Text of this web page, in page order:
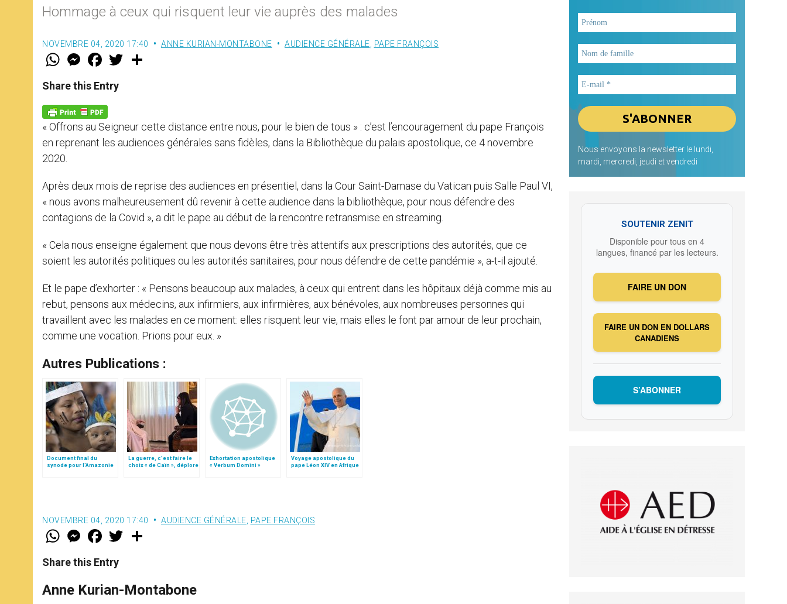
Hommage à ceux qui risquent leur vie auprès des malades
NOVEMBRE 04, 2020 17:40 ANNE KURIAN-MONTABONE AUDIENCE GÉNÉRALE, PAPE FRANÇOIS
W
t
s
A
p
p
M
e
s
e
n
g
e
r
F
a
e
b
o
k
w
Share this Entry
« Offrons au Seigneur cette distance entre nous, pour le bien de tous » : c’est l’encouragement du pape François
en reprenant les audiences générales sans fidèles, dans la Bibliothèque du palais apostolique, ce 4 novembre
2020.
Après deux mois de reprise des audiences en présentiel, dans la Cour Saint-Damase du Vatican puis Salle Paul VI,
« nous avons malheureusement dû revenir à cette audience dans la bibliothèque, pour nous défendre des
contagions de la Covid », a dit le pape au début de la rencontre retransmise en streaming.
« Cela nous enseigne également que nous devons être très attentifs aux prescriptions des autorités, que ce
soient les autorités politiques ou les autorités sanitaires, pour nous défendre de cette pandémie », a-t-il ajouté.
Et le pape d’exhorter : « Pensons beaucoup aux malades, à ceux qui entrent dans les hôpitaux déjà comme mis au
rebut, pensons aux médecins, aux infirmiers, aux infirmières, aux bénévoles, aux nombreuses personnes qui
travaillent avec les malades en ce moment: elles risquent leur vie, mais elles le font par amour de leur prochain,
comme une vocation. Prions pour eux. »
Autres Publications :
Document final du
synode pour l'Amazonie
La guerre, c’est faire le
choix « de Caïn », déplore
Exhortation apostolique
« Verbum Domini »
Voyage apostolique du
pape Léon XIV en Afrique
NOVEMBRE 04, 2020 17:40 AUDIENCE GÉNÉRALE, PAPE FRANÇOIS
W
t
s
p
p
M
e
s
e
g
e
F
a
e
b
o
k
w
r
Share this Entry
Anne Kurian-Montabone
Nous envoyons la newsletter le lundi,
mardi, mercredi, jeudi et vendredi
SOUTENIR ZENIT
Disponible pour tous en 4
langues, financé par les lecteurs.
FAIRE UN DON
FAIRE UN DON EN DOLLARS
CANADIENS
S’ABONNER